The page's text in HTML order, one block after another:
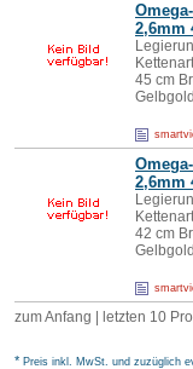
2,6mm
45 cm
2,6mm
42 cm
zum Anfang | letzten 10
* Preis inkl. MwSt. und zuzüglich